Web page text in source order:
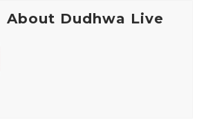
About Dudhwa Live